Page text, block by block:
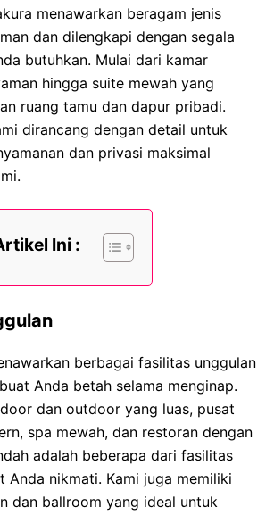
menawarkan beragam jenis
dan dilengkapi dengan segala
butuhkan. Mulai dari kamar
hingga suite mewah yang
ruang tamu dan dapur pribadi.
dirancang dengan detail untuk
dan privasi maksimal
Ini :
berbagai fasilitas unggulan
Anda betah selama menginap.
dan outdoor yang luas, pusat
spa mewah, dan restoran dengan
adalah beberapa dari fasilitas
Anda nikmati. Kami juga memiliki
dan ballroom yang ideal untuk